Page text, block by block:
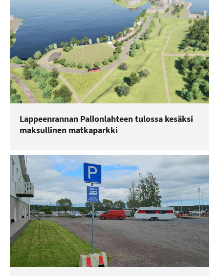
Lappeenrannan Pallonlahteen tulossa kesäksi
maksullinen matkaparkki